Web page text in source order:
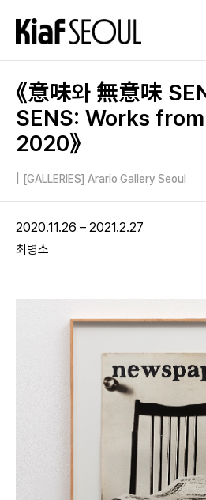
《意味와 無意味
SENS: Works
2020》
[GALLERIES] Arario Gallery Seoul
2020.11.26 – 2021.2.27
최병소